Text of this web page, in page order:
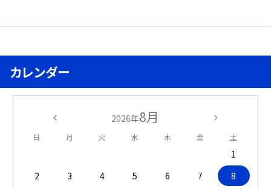
カレンダー
2026年8月
日 月 火 水 木 金 土
1
2
3 4 5 6 7
8